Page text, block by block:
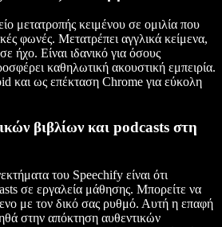
μετατροπής κειμένου σε ομιλία που
φωνές. Μετατρέπει αγγλικά κείμενα,
ήχο. Είναι ιδανικό για όσους
καθηλωτική ακουστική εμπειρία.
και ως επέκταση Chrome για εύκολη
βιβλίων και podcasts στη
του Speechify είναι ότι
σε εργαλεία μάθησης. Μπορείτε να
με τον δικό σας ρυθμό. Αυτή η επαφή
στην απόκτηση αυθεντικών